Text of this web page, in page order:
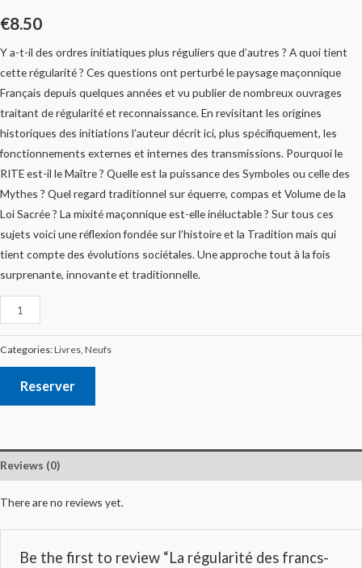
€8.50
Y a-t-il des ordres initiatiques plus réguliers que d’autres ? A quoi tient
cette régularité ? Ces questions ont perturbé le paysage maçonnique
Français depuis quelques années et vu publier de nombreux ouvrages
traitant de régularité et reconnaissance. En revisitant les origines
historiques des initiations l’auteur décrit ici, plus spécifiquement, les
fonctionnements externes et internes des transmissions. Pourquoi le
RITE est-il le Maître ? Quelle est la puissance des Symboles ou celle des
Mythes ? Quel regard traditionnel sur équerre, compas et Volume de la
Loi Sacrée ? La mixité maçonnique est-elle inéluctable ? Sur tous ces
sujets voici une réflexion fondée sur l’histoire et la Tradition mais qui
tient compte des évolutions sociétales. Une approche tout à la fois
surprenante, innovante et traditionnelle.
Categories:Livres Neufs
Reserver
Reviews (0)
There are no reviews yet.
Be the first to review “La régularité des francs-